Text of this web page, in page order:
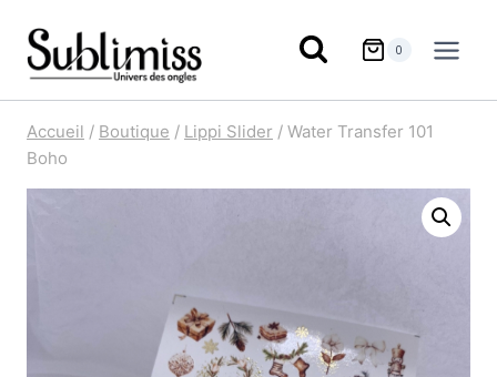
contenu
0
Accueil / Boutique / Lippi Slider / Water Transfer 101
Boho